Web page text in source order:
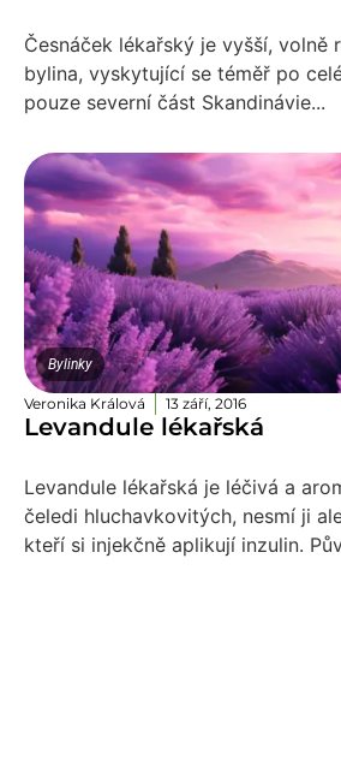
Česnáček lékařský je vyšší, volně
bylina, vyskytující se téměř po
pouze severní část Skandinávie...
Bylinky
Veronika Králová 13 září, 2016
Levandule lékařská
Levandule lékařská je léčivá a
čeledi hluchavkovitých, nesmí ji
kteří si injekčně aplikují inzulin.